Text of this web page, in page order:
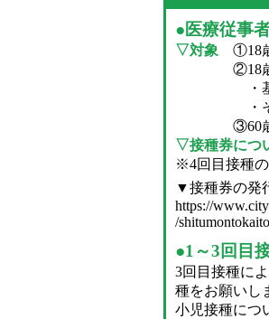
●医療従事
▽対象 ①18歳
②18歳以上
・基礎
・その他重
③60歳
▽接種券につ
※4回目接種の
▼接種券の発
https://
/
●1～3回目
3回目接種に
種をお願いし
小児接種につ